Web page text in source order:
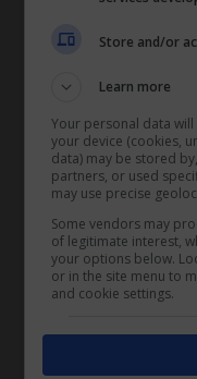
aree
Ebbene,
dal 25
more del
settimanale
bis, del Dlgs
effetto dallo
In tale
Store and/or
Learn more
Your personal data
your device (cookies,
data) may be stored
partners, or used
may use precise
Some vendors may
of legitimate interest,
your options below.
or in the site menu to
and cookie settings.